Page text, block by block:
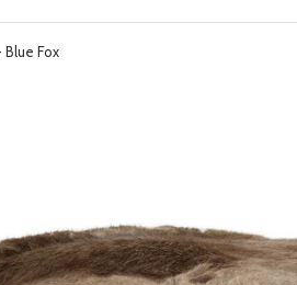
Fox